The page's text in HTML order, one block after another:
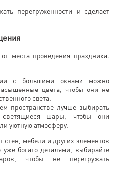
перегруженности и сделает
места проведения праздника.
с большими окнами можно
цвета, чтобы они не
света.
пространстве лучше выбирать
шары, чтобы они
уютную атмосферу.
стен, мебели и других элементов
богато деталями, выбирайте
чтобы не перегружать